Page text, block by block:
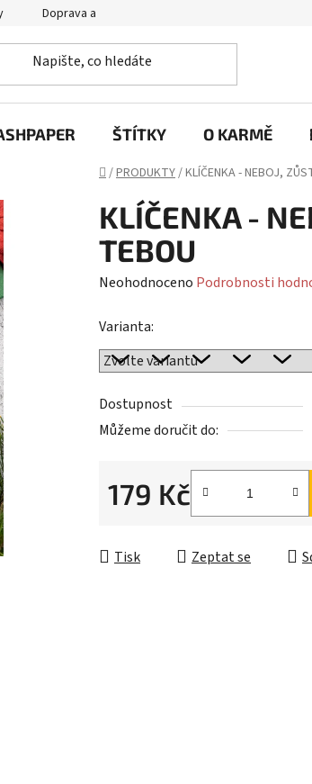
Doprava a platba
ŠTÍTKY O KARMĚ
Domů
/PRODUKTY/KLÍČENKA - NEBOJ,
KLÍČENKA -
TEBOU
Průměrné
produktu
je
0,0
z
5
Neohodnoceno Podrobnosti
Varianta:
Dostupnost
Můžeme doručit do:
179 Kč
Tisk Zeptat se